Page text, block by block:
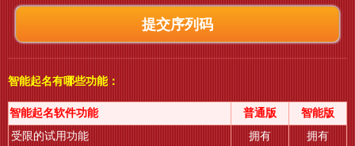
智能起名有哪些功能：
智能起名软件功能 普通版
智能版
受限的试用功能
拥有
拥有